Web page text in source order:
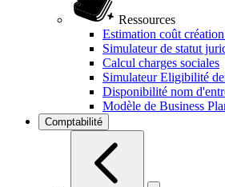
Ressources
Estimation coût
Simulateur de statut
Calcul charges sociales
Simulateur Eligibilité
Disponibilité nom
Modèle de Business
Comptabilité